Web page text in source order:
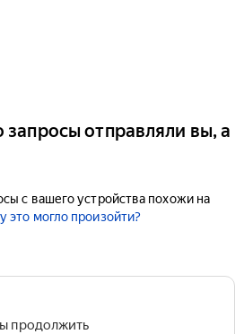
запросы отправляли вы, а
с вашего устройства похожи на
это могло произойти?
продолжить